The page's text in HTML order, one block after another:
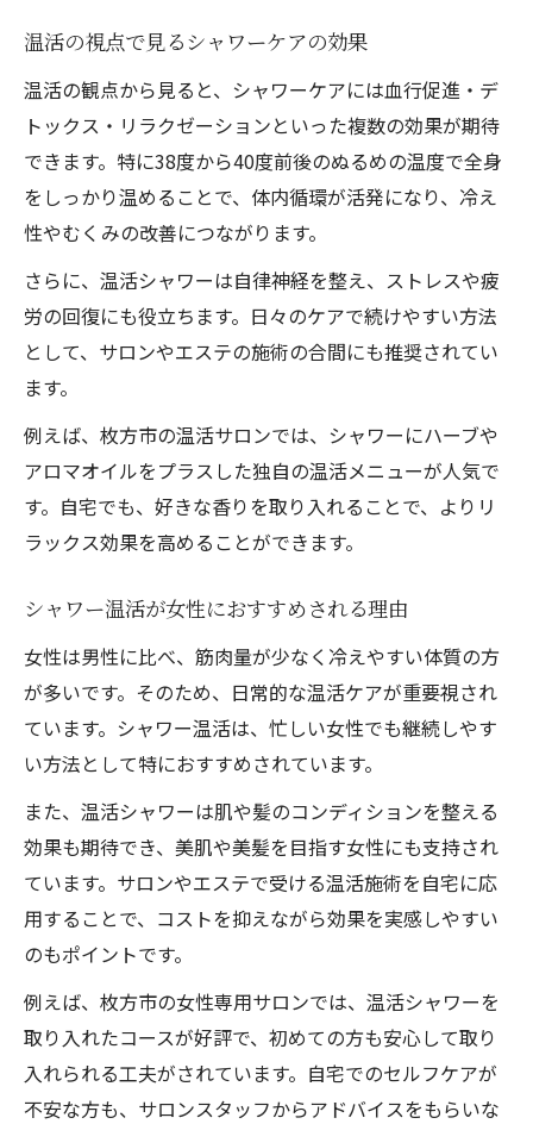
温活の視点で見るシャワーケアの効果
温活の観点から見ると、シャワーケアには血行促進・デ
トックス・リラクゼーションといった複数の効果が期待
できます。特に38度から40度前後のぬるめの温度で全身
をしっかり温めることで、体内循環が活発になり、冷え
性やむくみの改善につながります。
さらに、温活シャワーは自律神経を整え、ストレスや疲
労の回復にも役立ちます。日々のケアで続けやすい方法
として、サロンやエステの施術の合間にも推奨されてい
ます。
例えば、枚方市の温活サロンでは、シャワーにハーブや
アロマオイルをプラスした独自の温活メニューが人気で
す。自宅でも、好きな香りを取り入れることで、よりリ
ラックス効果を高めることができます。
シャワー温活が女性におすすめされる理由
女性は男性に比べ、筋肉量が少なく冷えやすい体質の方
が多いです。そのため、日常的な温活ケアが重要視され
ています。シャワー温活は、忙しい女性でも継続しやす
い方法として特におすすめされています。
また、温活シャワーは肌や髪のコンディションを整える
効果も期待でき、美肌や美髪を目指す女性にも支持され
ています。サロンやエステで受ける温活施術を自宅に応
用することで、コストを抑えながら効果を実感しやすい
のもポイントです。
例えば、枚方市の女性専用サロンでは、温活シャワーを
取り入れたコースが好評で、初めての方も安心して取り
入れられる工夫がされています。自宅でのセルフケアが
不安な方も、サロンスタッフからアドバイスをもらいな